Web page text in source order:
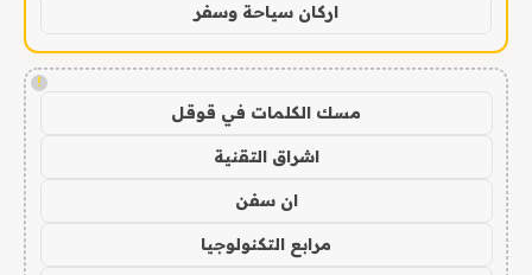
اركان سياحة وسفر
!
مسك الكلمات في قوقل
اشراق التقنية
ان سفن
مرابع التكنولوجيا